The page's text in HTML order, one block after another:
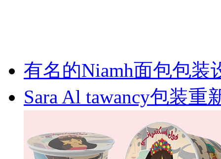
有名的Niamh面包包装
Sara Al tawancy包装重